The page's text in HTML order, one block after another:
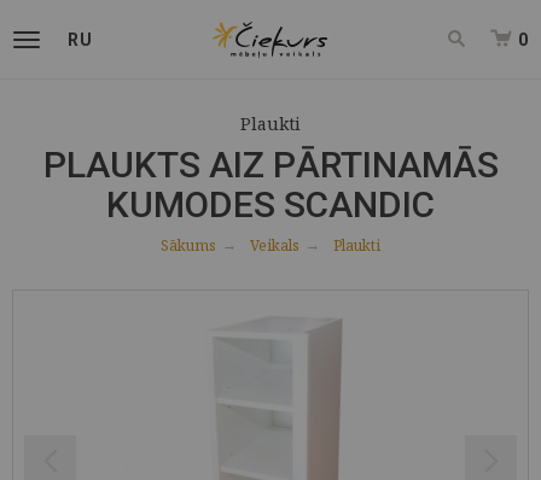
RU 0
Plaukti
PLAUKTS AIZ PĀRTINAMĀS
KUMODES SCANDIC
Sākums Veikals Plaukti